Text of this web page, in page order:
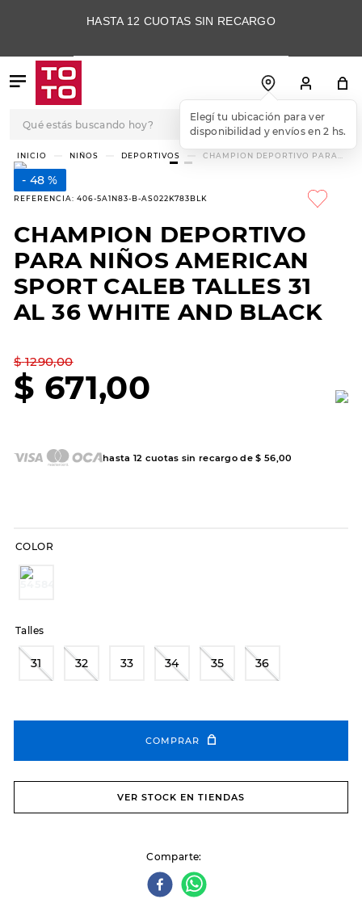
HASTA 12 CUOTAS SIN RECARGO
Elegí tu ubicación para ver
disponibilidad y envíos en 2 hs.
NIÑOS DEPORTIVOS
CHAMPION DEPORTIVO PARA
48 %
REFERENCIA: 406-5A1N83-B-AS022K783BLK
CHAMPION DEPORTIVO
PARA NIÑOS AMERICAN
SPORT CALEB TALLES 31
AL 36 WHITE AND BLACK
$ 1290,00
$ 671,00
hasta 12 cuotas sin recargo de$ 56 00
COLOR
Talles
31 32 33 34 35 36
COMPRAR
VER STOCK EN TIENDAS
Comparte
TÉRMINOS MÁS
BUSCADOS
1.
.
skechers slip-ins
4.
championes
5 .
botas mujer